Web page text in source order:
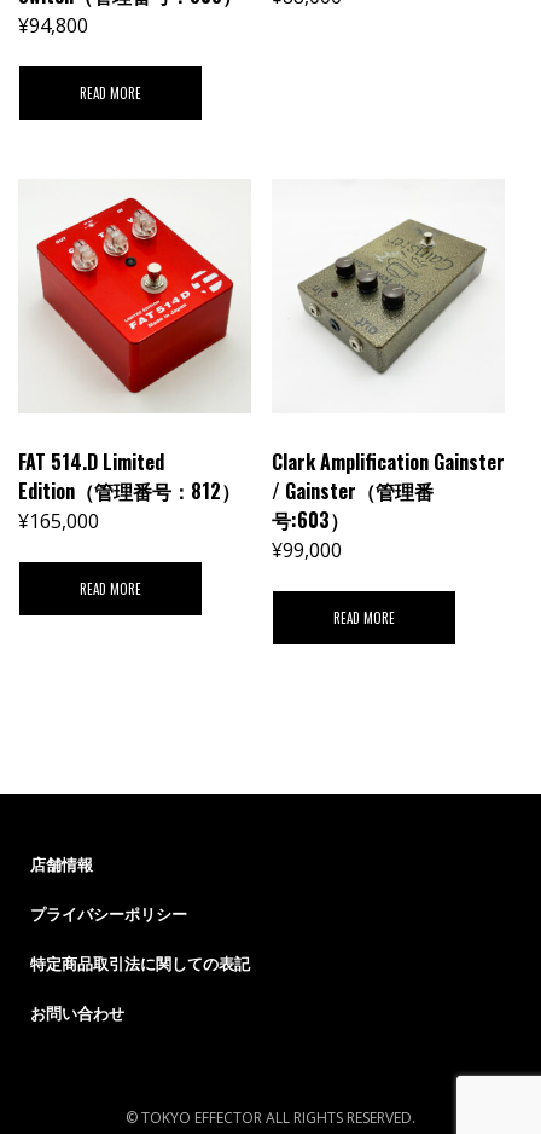
¥94,800
READ MORE
FAT 514.D Limited
Edition（管理番号：812）
¥165,000
READ MORE
Clark Amplification Gainster
/ Gainster（管理番
号:603）
¥99,000
READ MORE
店舗情報
プライバシーポリシー
特定商品取引法に関しての表記
お問い合わせ
© TOKYO EFFECTOR ALL RIGHTS RESERVED.